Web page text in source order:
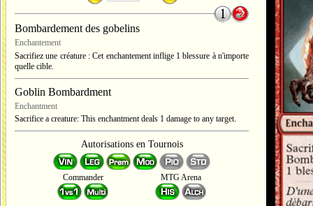
Bombardement des gobelins
Enchantement
Sacrifiez une créature : Cet enchantement inflige 1 blessure à n'importe
quelle cible.
Goblin Bombardment
Enchantment
Sacrifice a creature: This enchantment deals 1 damage to any target.
Autorisations en Tournois
Commander MTG Arena